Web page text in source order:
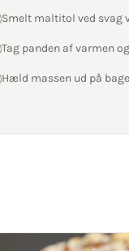
Smelt maltitol ved svag
Tag panden af varmen
Hæld massen ud på